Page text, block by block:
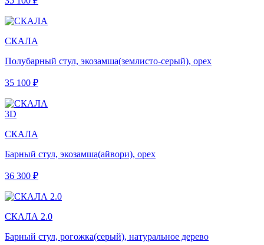
СКАЛА
Полубарный стул, экозамша(землисто-серый), орех
35 100 ₽
3D
СКАЛА
Барный стул, экозамша(айвори), орех
36 300 ₽
СКАЛА 2.0
Барный стул, рогожка(серый), натуральное дерево